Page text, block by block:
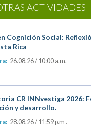
ACTIVIDADES
Cognición Social:
Rica
26.08.26/ 10:00 a.m.
CR INNvestiga 2026:
y desarrollo.
28.08.26/ 11:59 p.m .